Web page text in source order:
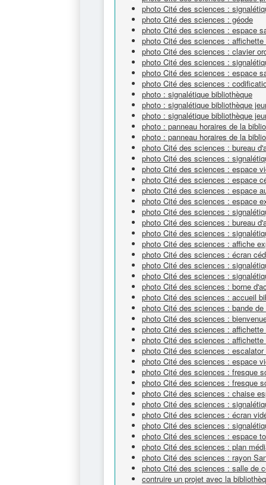
photo Cité des sciences :
photo Cité des sciences : géode
photo Cité des sciences : espace
photo Cité des sciences :
photo Cité des sciences : clavier
photo Cité des sciences :
photo Cité des sciences : espace
photo Cité des sciences :
photo : signalétique bibliothèque
photo : signalétique bibliothèque
photo : signalétique bibliothèque
photo : panneau horaires de la
photo : panneau horaires de la
photo Cité des sciences : bureau
photo Cité des sciences :
photo Cité des sciences : espace
photo Cité des sciences : espace
photo Cité des sciences : espace
photo Cité des sciences : espace
photo Cité des sciences :
photo Cité des sciences : bureau
photo Cité des sciences :
photo Cité des sciences : affiche
photo Cité des sciences : écran
photo Cité des sciences :
photo Cité des sciences :
photo Cité des sciences : borne
photo Cité des sciences : accueil
photo Cité des sciences : bande
photo Cité des sciences :
photo Cité des sciences :
photo Cité des sciences :
photo Cité des sciences :
photo Cité des sciences : espace
photo Cité des sciences : fresque
photo Cité des sciences : fresque
photo Cité des sciences : chaise
photo Cité des sciences :
photo Cité des sciences : écran
photo Cité des sciences :
photo Cité des sciences : espace
photo Cité des sciences : plan
photo Cité des sciences : rayon
photo Cité des sciences : salle de
contruire un projet avec la